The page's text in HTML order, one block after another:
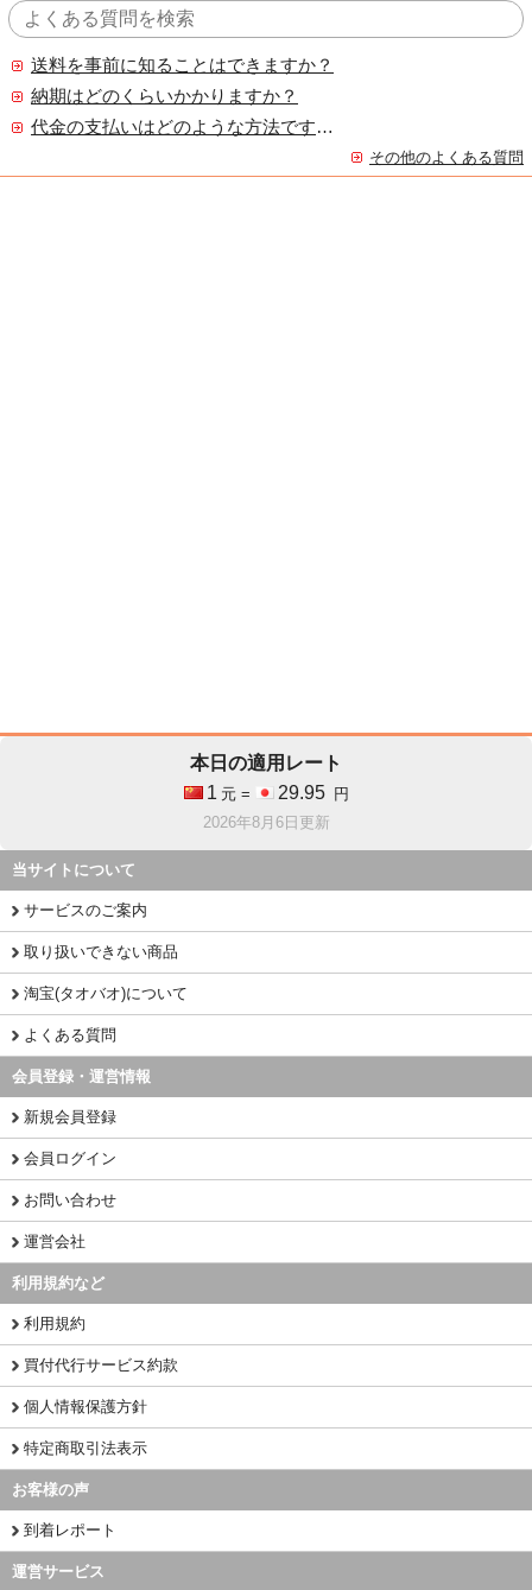
送料を事前に知ることはできますか？
納期はどのくらいかかりますか？
代金の支払いはどのような方法ですか？
その他のよくある質問
本日の適用レート
1 元 = 29.95
円
2026年8月6日更新
当サイトについて
サービスのご案内
取り扱いできない商品
淘宝(タオバオ)について
よくある質問
会員登録・運営情報
新規会員登録
会員ログイン
お問い合わせ
運営会社
利用規約など
利用規約
買付代行サービス約款
個人情報保護方針
特定商取引法表示
お客様の声
到着レポート
運営サービス